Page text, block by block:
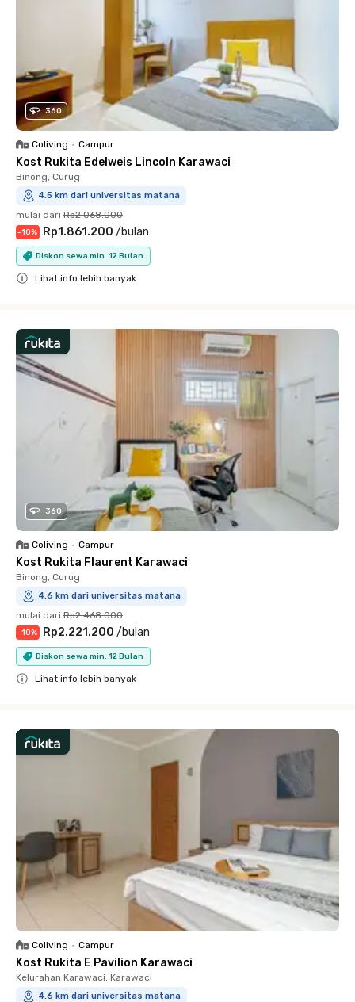
360
Coliving • Campur
Kost Rukita Edelweis Lincoln Karawaci
Binong, Curug
4.5 km dari universitas matana
mulai dari Rp2.068.000
-10% Rp1.861.200 /bulan
Diskon sewa min. 12 Bulan
Lihat info lebih banyak
360
Coliving • Campur
Kost Rukita Flaurent Karawaci
Binong, Curug
4.6 km dari universitas matana
mulai dari Rp2.468.000
-10% Rp2.221.200 /bulan
Diskon sewa min. 12 Bulan
Lihat info lebih banyak
Coliving • Campur
Kost Rukita E Pavilion Karawaci
Kelurahan Karawaci, Karawaci
4.6 km dari universitas matana